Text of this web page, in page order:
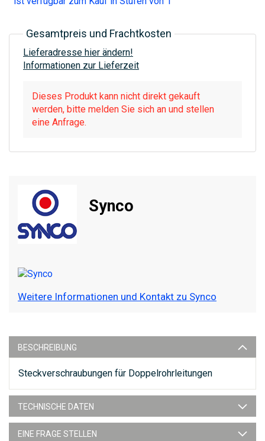
Gesamtpreis und Frachtkosten
Lieferadresse hier ändern!
Informationen zur Lieferzeit
Dieses Produkt kann nicht direkt gekauft
werden, bitte melden Sie sich an und stellen
eine Anfrage.
Synco
Weitere Informationen und Kontakt zu Synco
BESCHREIBUNG
Steckverschraubungen für Doppelrohrleitungen
TECHNISCHE DATEN
EINE FRAGE STELLEN